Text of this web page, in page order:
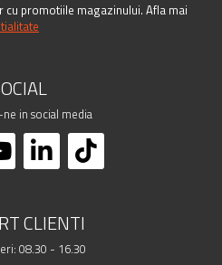
promotiile magazinului. Afla mai
in social media
CLIENTI
08.30 - 16.30